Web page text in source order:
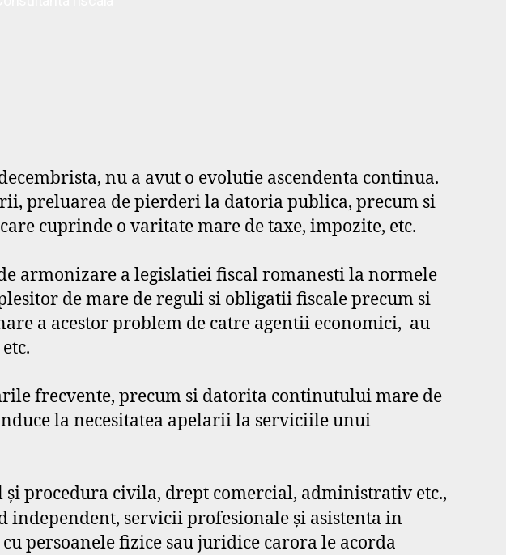
nu a avut o evolutie ascendenta continua.
preluarea de pierderi la datoria publica, precum si
cuprinde o varitate mare de taxe, impozite, etc.
armonizare a legislatiei fiscal romanesti la normele
de mare de reguli si obligatii fiscale precum si
a acestor problem de catre agentii economici, au
frecvente, precum si datorita continutului mare de
la necesitatea apelarii la serviciile unui
procedura civila, drept comercial, administrativ etc.,
independent, servicii profesionale şi asistenta in
persoanele fizice sau juridice carora le acorda